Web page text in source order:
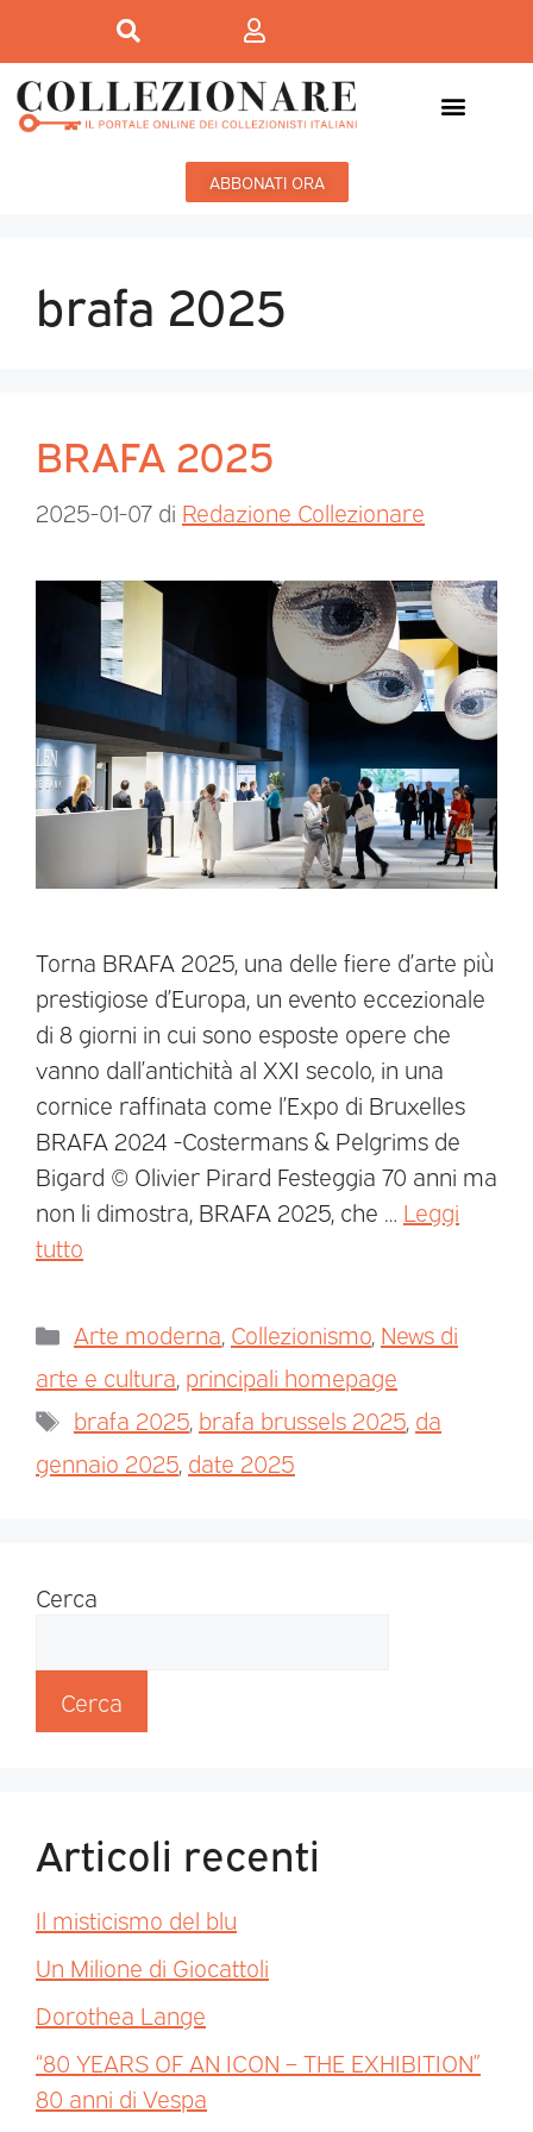
ABBONATI ORA
brafa 2025
BRAFA 2025
2025-01-07 di Redazione Collezionare
Torna BRAFA 2025, una delle fiere d’arte più
prestigiose d’Europa, un evento eccezionale
di 8 giorni in cui sono esposte opere che
vanno dall’antichità al XXI secolo, in una
cornice raffinata come l’Expo di Bruxelles
BRAFA 2024 -Costermans & Pelgrims de
Bigard © Olivier Pirard Festeggia 70 anni ma
non li dimostra, BRAFA 2025, che … Leggi
tutto
Arte moderna Collezionismo News di
arte e cultura principali homepage
brafa 2025 brafa brussels 2025 da
gennaio 2025 date 2025
Cerca
Cerca
Articoli recenti
Il misticismo del blu
Un Milione di Giocattoli
Dorothea Lange
“80 YEARS OF AN ICON – THE EXHIBITION”
80 anni di Vespa